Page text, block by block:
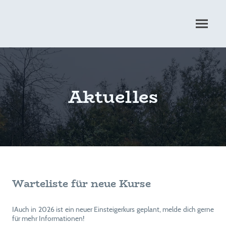
Aktuelles
Warteliste für neue Kurse
IAuch in 2026 ist ein neuer Einsteigerkurs geplant, melde dich gerne
für mehr Informationen!